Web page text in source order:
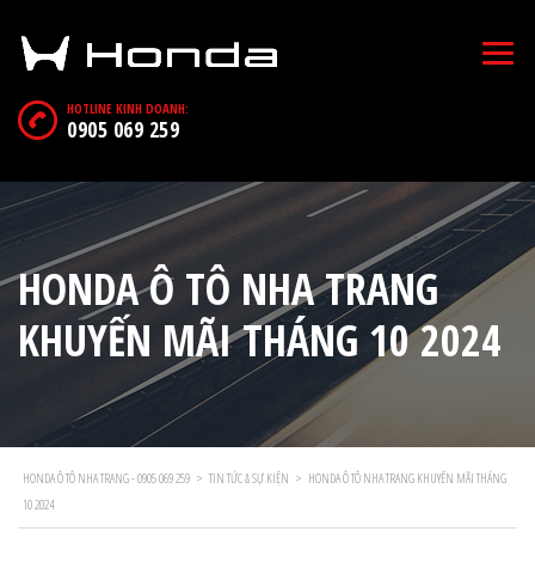
HOTLINE KINH DOANH:
0905 069 259
HONDA Ô TÔ NHA TRANG
KHUYẾN MÃI THÁNG 10 2024
HONDA Ô TÔ NHA TRANG - 0905 069 259 > TIN TỨC & SỰ KIỆN > HONDA Ô TÔ NHA TRANG KHUYẾN MÃI THÁNG
10 2024